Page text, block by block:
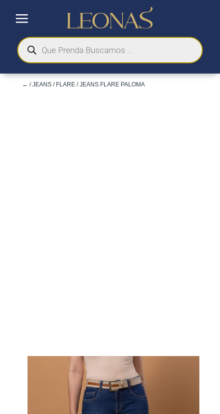
a
Búsqueda
de
productos
← /JEANS / FLARE / JEANS FLARE PALOMA